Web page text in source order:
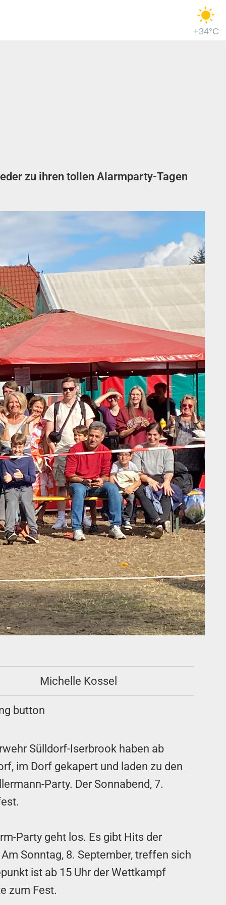
+34°C
zu ihren tollen Alarmparty-Tagen
Michelle Kossel
Sülldorf-Iserbrook haben ab
im Dorf gekapert und laden zu den
Party. Der Sonnabend, 7.
Party geht los. Es gibt Hits der
Sonntag, 8. September, treffen sich
ist ab 15 Uhr der Wettkampf
zum Fest.